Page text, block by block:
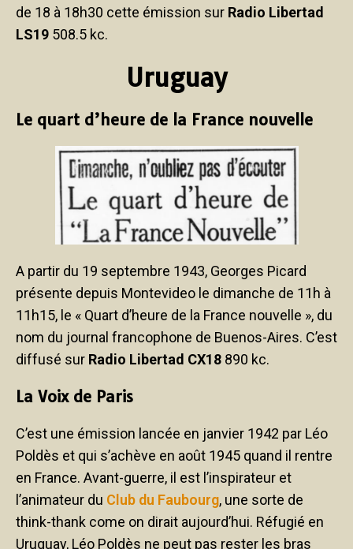
de 18 à 18h30 cette émission sur Radio Libertad
LS19 508.5 kc.
Uruguay
Le quart d’heure de la France nouvelle
A partir du 19 septembre 1943, Georges Picard
présente depuis Montevideo le dimanche de 11h à
11h15, le « Quart d’heure de la France nouvelle », du
nom du journal francophone de Buenos-Aires. C’est
diffusé sur Radio Libertad CX18 890 kc.
La Voix de Paris
C’est une émission lancée en janvier 1942 par Léo
Poldès et qui s’achève en août 1945 quand il rentre
en France. Avant-guerre, il est l’inspirateur et
l’animateur du Club du Faubourg, une sorte de
think-thank come on dirait aujourd’hui. Réfugié en
Uruguay, Léo Poldès ne peut pas rester les bras